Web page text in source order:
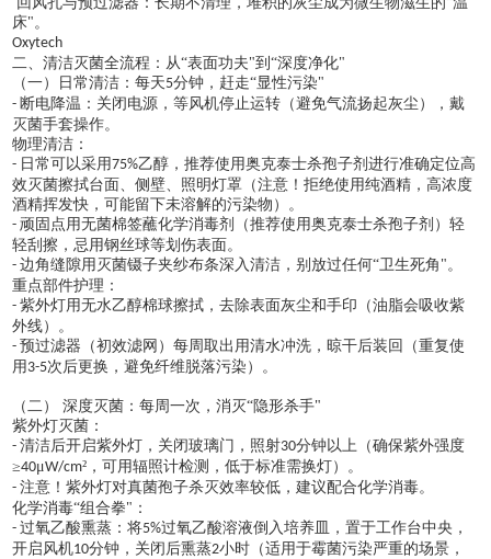
床"。
Oxytech
二、清洁灭菌全流程：从“表面功夫"到“深度净化"
（一）日常清洁：每天5分钟，赶走“显性污染"
- 断电降温：关闭电源，等风机停止运转（避免气流扬起灰尘），戴
灭菌手套操作。
物理清洁：
- 日常可以采用75%乙醇，推荐使用奥克泰士杀孢子剂进行准确定位高
效灭菌擦拭台面、侧壁、照明灯罩（注意！拒绝使用纯酒精，高浓度
酒精挥发快，可能留下未溶解的污染物）。
-顽固点用无菌棉签蘸化学消毒剂（推荐使用奥克泰士杀孢子剂）轻
轻刮擦，忌用钢丝球等划伤表面。
-边角缝隙用灭菌镊子夹纱布条深入清洁，别放过任何“卫生死角"。
重点部件护理：
-紫外灯用无水乙醇棉球擦拭，去除表面灰尘和手印（油脂会吸收紫
外线）。
-预过滤器（初效滤网）每周取出用清水冲洗，晾干后装回（重复使
用 3-5次后更换，避免纤维脱落污染）。
（二） 深度灭菌：每周一次，消灭“隐形杀手"
紫外灯灭菌：
-清洁后开启紫外灯，关闭玻璃门，照射30分钟以上（确保紫外强度
≥40μW/cm²，可用辐照计检测，低于标准需换灯）。
-注意！紫外灯对真菌孢子杀灭效率较低，建议配合化学消毒。
化学消毒“组合拳"：
-过氧乙酸熏蒸：将5%过氧乙酸溶液倒入培养皿，置于工作台中央，
开启风机10分钟，关闭后熏蒸2小时（适用于霉菌污染严重的场景，